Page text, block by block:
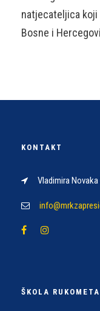
natjecateljica koji
Bosne i
KONTAKT
Vladimira
ŠKOLA RUKOMETA